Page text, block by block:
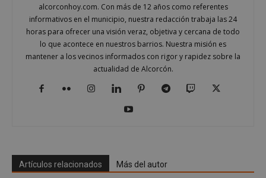
alcorconhoy.com. Con más de 12 años como referentes
informativos en el municipio, nuestra redacción trabaja las 24
horas para ofrecer una visión veraz, objetiva y cercana de todo
lo que acontece en nuestros barrios. Nuestra misión es
mantener a los vecinos informados con rigor y rapidez sobre la
actualidad de Alcorcón.
Artículos relacionados Más del autor
Nombre
Proveedor/
Dominio
PHPSESSID
PHP.net
alcorconhoy.com
Sesión